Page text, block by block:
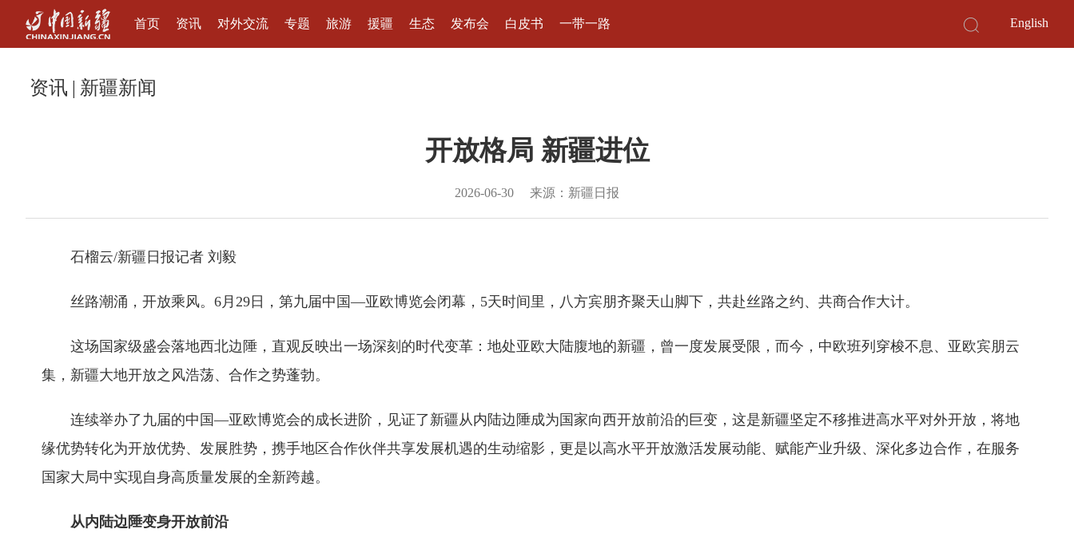
首页 资讯 对外交流 专题 旅游 援疆 生态 发布会 白皮书 一带一路 English
资讯 | 新疆新闻
开放格局 新疆进位
2026-06-30 来源：新疆日报
石榴云/新疆日报记者 刘毅
丝路潮涌，开放乘风。6月29日，第九届中国—亚欧博览会闭幕，5天时间里，八方宾朋齐聚天山脚下，共赴丝路之约、共商合作大计。
这场国家级盛会落地西北边陲，直观反映出一场深刻的时代变革：地处亚欧大陆腹地的新疆，曾一度发展受限，而今，中欧班列穿梭不息、亚欧宾朋云
集，新疆大地开放之风浩荡、合作之势蓬勃。
连续举办了九届的中国—亚欧博览会的成长进阶，见证了新疆从内陆边陲成为国家向西开放前沿的巨变，这是新疆坚定不移推进高水平对外开放，将地
缘优势转化为开放优势、发展胜势，携手地区合作伙伴共享发展机遇的生动缩影，更是以高水平开放激活发展动能、赋能产业升级、深化多边合作，在服务
国家大局中实现自身高质量发展的全新跨越。
从内陆边陲变身开放前沿